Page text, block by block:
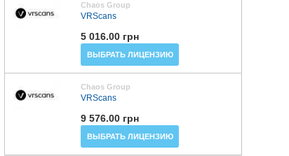
Chaos Group
VRScans
5 016.00 грн
ВЫБРАТЬ ЛИЦЕНЗИЮ
Chaos Group
VRScans
9 576.00 грн
ВЫБРАТЬ ЛИЦЕНЗИЮ